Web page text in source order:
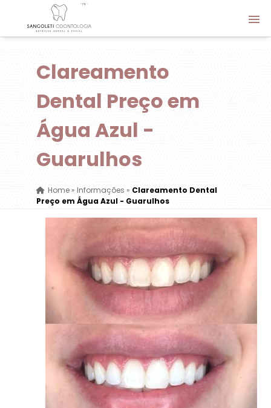
Clareamento
Dental Preço em
Água Azul -
Guarulhos
Home» Informações » Clareamento Dental
Preço em Água Azul - Guarulhos